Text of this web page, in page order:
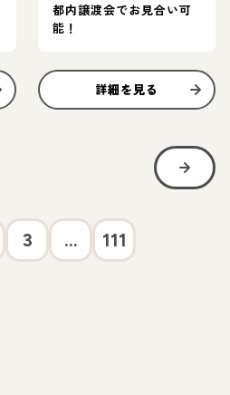
都内譲渡会でお見合い可
能！
詳細を見る
3 ... 111